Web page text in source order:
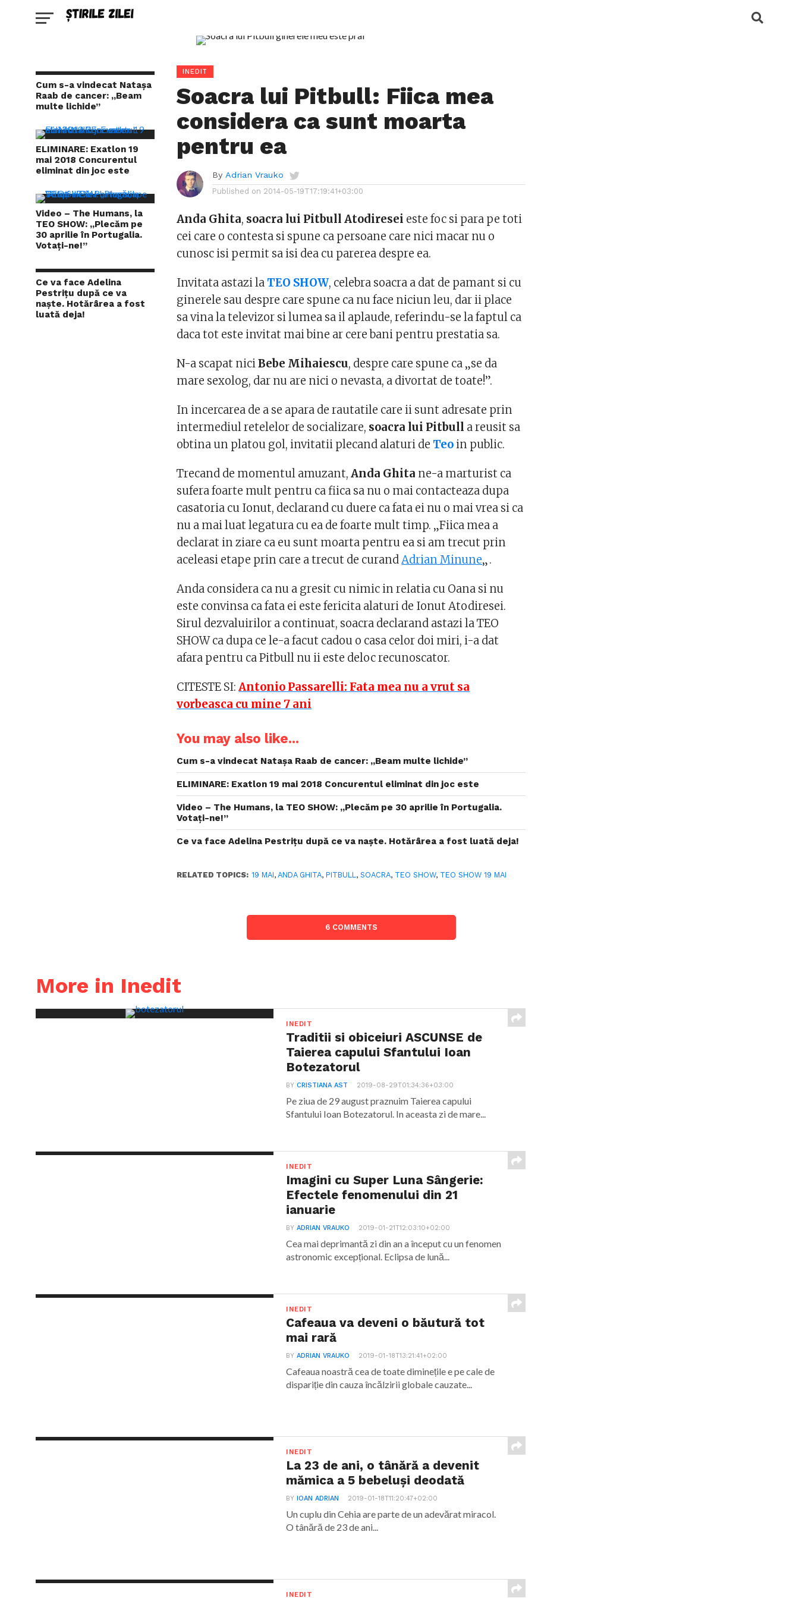
Cum s-a vindecat Natașa
Raab de cancer: „Beam
multe lichide”
ELIMINARE: Exatlon 19
mai 2018 Concurentul
eliminat din joc este
Video – The Humans, la
TEO SHOW: „Plecăm pe
30 aprilie în Portugalia.
Votați-ne!”
Ce va face Adelina
Pestrițu după ce va
naște. Hotărârea a fost
luată deja!
INEDIT
Soacra lui Pitbull: Fiica mea
considera ca sunt moarta
pentru ea
By Adrian Vrauko
Published on 2014-05-19T17:19:41+03:00
Anda Ghita, soacra lui Pitbull Atodiresei este foc si para pe toti
cei care o contesta si spune ca persoane care nici macar nu o
cunosc isi permit sa isi dea cu parerea despre ea.
Invitata astazi la TEO SHOW, celebra soacra a dat de pamant si cu
ginerele sau despre care spune ca nu face niciun leu, dar ii place
sa vina la televizor si lumea sa il aplaude, referindu-se la faptul ca
daca tot este invitat mai bine ar cere bani pentru prestatia sa.
N-a scapat niciBebe Mihaiescu, despre care spune ca „se da
mare sexolog, dar nu are nici o nevasta, a divortat de toate!”.
In incercarea de a se apara de rautatile care ii sunt adresate prin
intermediul retelelor de socializare, soacra lui Pitbull a reusit sa
obtina un platou gol, invitatii plecand alaturi de Teoin public.
Trecand de momentul amuzant,Anda Ghita ne-a marturist ca
sufera foarte mult pentru ca fiica sa nu o mai contacteaza dupa
casatoria cu Ionut, declarand cu duere ca fata ei nu o mai vrea si ca
nu a mai luat legatura cu ea de foarte mult timp. „Fiica mea a
declarat in ziare ca eu sunt moarta pentru ea si am trecut prin
aceleasi etape prin care a trecut de curandAdrian Minune„.
Anda considera ca nu a gresit cu nimic in relatia cu Oana si nu
este convinsa ca fata ei este fericita alaturi de Ionut Atodiresei.
Sirul dezvaluirilor a continuat, soacra declarand astazi la TEO
SHOW ca dupa ce le-a facut cadou o casa celor doi miri, i-a dat
afara pentru ca Pitbull nu ii este deloc recunoscator.
CITESTE SI:Antonio Passarelli: Fata mea nu a vrut sa
vorbeasca cu mine 7 ani
You may also like...
Cum s-a vindecat Natașa Raab de cancer: „Beam multe lichide”
ELIMINARE: Exatlon 19 mai 2018 Concurentul eliminat din joc este
Video – The Humans, la TEO SHOW: „Plecăm pe 30 aprilie în Portugalia.
Votați-ne!”
Ce va face Adelina Pestrițu după ce va naște. Hotărârea a fost luată deja!
RELATED TOPICS: 19 MAI,ANDA GHITA,PITBULL,SOACRA, TEO SHOW, TEO SHOW 19 MAI
6 COMMENTS
More in Inedit
INEDIT
Traditii si obiceiuri ASCUNSE de
Taierea capului Sfantului Ioan
Botezatorul
BYCRISTIANA AST 2019-08-29T01:34:36+03:00
Pe ziua de 29 august praznuim Taierea capului
Sfantului Ioan Botezatorul. In aceasta zi de mare...
INEDIT
Imagini cu Super Luna Sângerie:
Efectele fenomenului din 21
ianuarie
BYADRIAN VRAUKO 2019-01-21T12:03:10+02:00
Cea mai deprimantă zi din an a început cu un fenomen
astronomic excepțional. Eclipsa de lună...
INEDIT
Cafeaua va deveni o băutură tot
mai rară
BYADRIAN VRAUKO 2019-01-18T13:21:41+02:00
Cafeaua noastră cea de toate diminețile e pe cale de
dispariție din cauza încălzirii globale cauzate...
INEDIT
La 23 de ani, o tânără a devenit
mămica a 5 bebeluși deodată
BYIOAN ADRIAN 2019-01-18T11:20:47+02:00
Un cuplu din Cehia are parte de un adevărat miracol.
O tânără de 23 de ani...
INEDIT